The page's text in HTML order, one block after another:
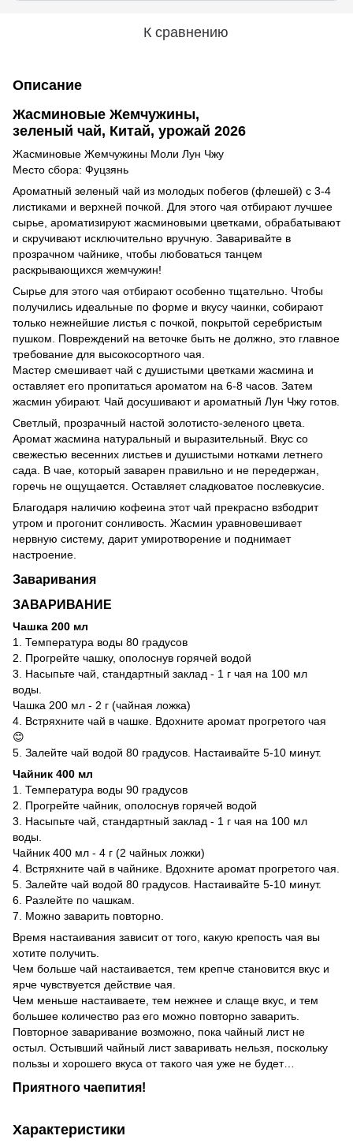
К сравнению
Описание
Жасминовые Жемчужины,
зеленый чай, Китай, урожай 2026
Жасминовые Жемчужины Моли Лун Чжу
Место сбора: Фуцзянь
Ароматный зеленый чай из молодых побегов (флешей) с 3-4
листиками и верхней почкой. Для этого чая отбирают лучшее
сырье, ароматизируют жасминовыми цветками, обрабатывают
и скручивают исключительно вручную. Заваривайте в
прозрачном чайнике, чтобы любоваться танцем
раскрывающихся жемчужин!
Сырье для этого чая отбирают особенно тщательно. Чтобы
получились идеальные по форме и вкусу чаинки, собирают
только нежнейшие листья с почкой, покрытой серебристым
пушком. Повреждений на веточке быть не должно, это главное
требование для высокосортного чая.
Мастер смешивает чай с душистыми цветками жасмина и
оставляет его пропитаться ароматом на 6-8 часов. Затем
жасмин убирают. Чай досушивают и ароматный Лун Чжу готов.
Светлый, прозрачный настой золотисто-зеленого цвета.
Аромат жасмина натуральный и выразительный. Вкус со
свежестью весенних листьев и душистыми нотками летнего
сада. В чае, который заварен правильно и не передержан,
горечь не ощущается. Оставляет сладковатое послевкусие.
Благодаря наличию кофеина этот чай прекрасно взбодрит
утром и прогонит сонливость. Жасмин уравновешивает
нервную систему, дарит умиротворение и поднимает
настроение.
Заваривания
ЗАВАРИВАНИЕ
Чашка 200 мл
1. Температура воды 80 градусов
2. Прогрейте чашку, ополоснув горячей водой
3. Насыпьте чай, стандартный заклад - 1 г чая на 100 мл
воды.
Чашка 200 мл - 2 г (чайная ложка)
4. Встряхните чай в чашке. Вдохните аромат прогретого чая
😊
5. Залейте чай водой 80 градусов. Настаивайте 5-10 минут.
Чайник 400 мл
1. Температура воды 90 градусов
2. Прогрейте чайник, ополоснув горячей водой
3. Насыпьте чай, стандартный заклад - 1 г чая на 100 мл
воды.
Чайник 400 мл - 4 г (2 чайных ложки)
4. Встряхните чай в чайнике. Вдохните аромат прогретого чая.
5. Залейте чай водой 80 градусов. Настаивайте 5-10 минут.
6. Разлейте по чашкам.
7. Можно заварить повторно.
Время настаивания зависит от того, какую крепость чая вы
хотите получить.
Чем больше чай настаивается, тем крепче становится вкус и
ярче чувствуется действие чая.
Чем меньше настаиваете, тем нежнее и слаще вкус, и тем
большее количество раз его можно повторно заварить.
Повторное заваривание возможно, пока чайный лист не
остыл. Остывший чайный лист заваривать нельзя, поскольку
пользы и хорошего вкуса от такого чая уже не будет…
Приятного чаепития!
Характеристики